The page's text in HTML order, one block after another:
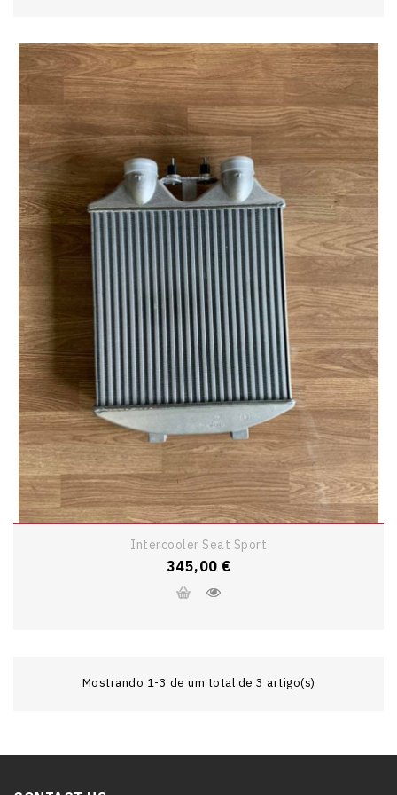
Intercooler Seat Sport
Preço
345,00 €
Mostrando 1-3 de um total de 3 artigo(s)